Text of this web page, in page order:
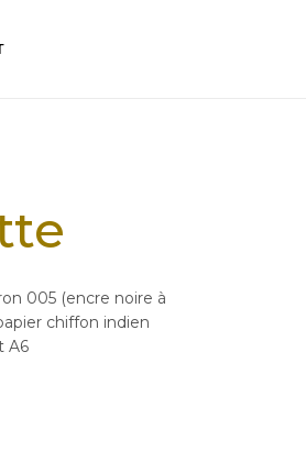
005 (encre noire à
chiffon indien
A6